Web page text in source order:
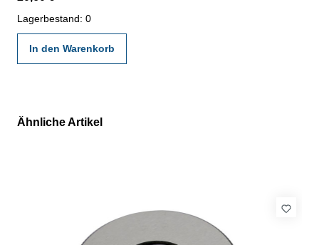
angegebenen Werksnormen
Lagerbestand: 0
In den Warenkorb
Produktgalerie überspringen
Ähnliche Artikel